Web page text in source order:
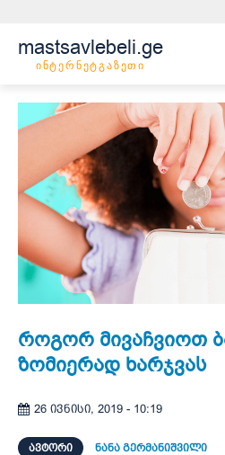
mastsavlebeli.ge
ინტერნეტგაზეთი
როგორ მივაჩვიოთ
ზომიერად ხარჯვას
26 ივნისი, 2019 - 10:19
ᲐᲕᲢᲝᲠᲘ ნანა გერმანიშვილი